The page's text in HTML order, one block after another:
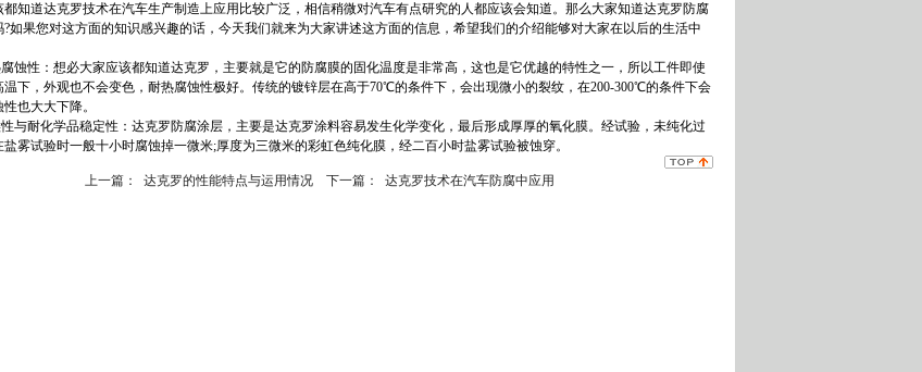
都知道达克罗技术在汽车生产制造上应用比较广泛，相信稍微对汽车有点研究的人都应该会知道。那么大家知道达克罗防腐
?如果您对这方面的知识感兴趣的话，今天我们就来为大家讲述这方面的信息，希望我们的介绍能够对大家在以后的生活中
蚀性：想必大家应该都知道达克罗，主要就是它的防腐膜的固化温度是非常高，这也是它优越的特性之一，所以工件即使
温下，外观也不会变色，耐热腐蚀性极好。传统的镀锌层在高于70℃的条件下，会出现微小的裂纹，在200-300℃的条件下会
也大大下降。
与耐化学品稳定性：达克罗防腐涂层，主要是达克罗涂料容易发生化学变化，最后形成厚厚的氧化膜。经试验，未纯化过
雾试验时一般十小时腐蚀掉一微米;厚度为三微米的彩虹色纯化膜，经二百小时盐雾试验被蚀穿。
上一篇： 达克罗的性能特点与运用情况 下一篇： 达克罗技术在汽车防腐中应用